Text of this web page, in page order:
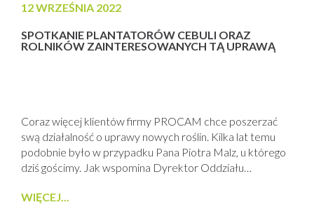
12 WRZEŚNIA 2022
SPOTKANIE PLANTATORÓW CEBULI ORAZ
ROLNIKÓW ZAINTERESOWANYCH TĄ UPRAWĄ
Coraz więcej klientów firmy PROCAM chce poszerzać
swą działalność o uprawy nowych roślin. Kilka lat temu
podobnie było w przypadku Pana Piotra Malz, u którego
dziś gościmy. Jak wspomina Dyrektor Oddziału
Chmara, który jest doradcą agronomicznym w
WIĘCEJ...